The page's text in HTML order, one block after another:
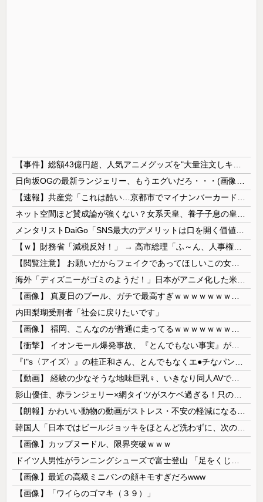
内田梨瑚受刑者「社会に戻りたいです」
【画像】カップヌードル、限界突破ｗｗｗ
【画像】最近の高級ミニバンの顔キモすぎだろwww
【画像】「ワイらのゴマキ（３９）」